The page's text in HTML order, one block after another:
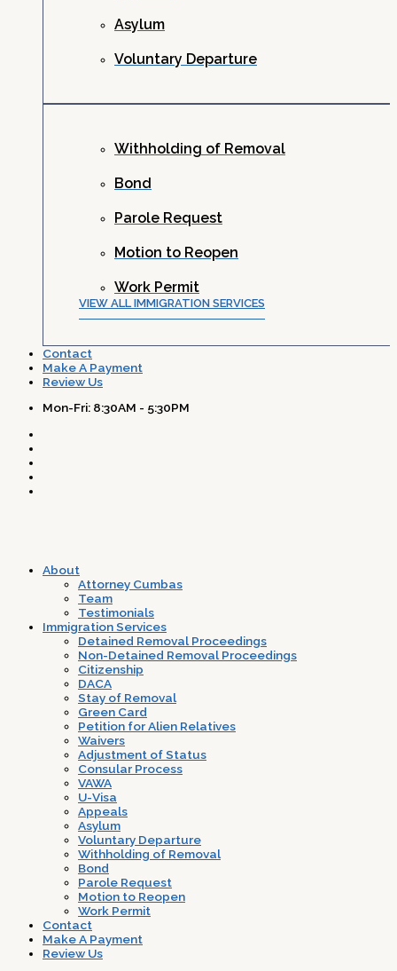
Asylum
Voluntary Departure
Withholding of Removal
Bond
Parole Request
Motion to Reopen
Work Permit
VIEW ALL IMMIGRATION SERVICES
Contact
Make A Payment
Review Us
Mon-Fri: 8:30AM - 5:30PM
About
Attorney Cumbas
Team
Testimonials
Immigration Services
Detained Removal Proceedings
Non-Detained Removal Proceedings
Citizenship
DACA
Stay of Removal
Green Card
Petition for Alien Relatives
Waivers
Adjustment of Status
Consular Process
VAWA
U-Visa
Appeals
Asylum
Voluntary Departure
Withholding of Removal
Bond
Parole Request
Motion to Reopen
Work Permit
Contact
Make A Payment
Review Us